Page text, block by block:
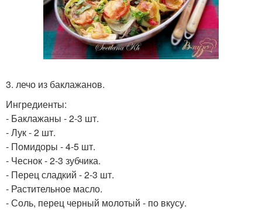
3. лечо из баклажанов.
Ингредиенты:
- Баклажаны - 2-3 шт.
- Лук - 2 шт.
- Помидоры - 4-5 шт.
- Чеснок - 2-3 зубчика.
- Перец сладкий - 2-3 шт.
- Растительное масло.
- Соль, перец черный молотый - по вкусу.